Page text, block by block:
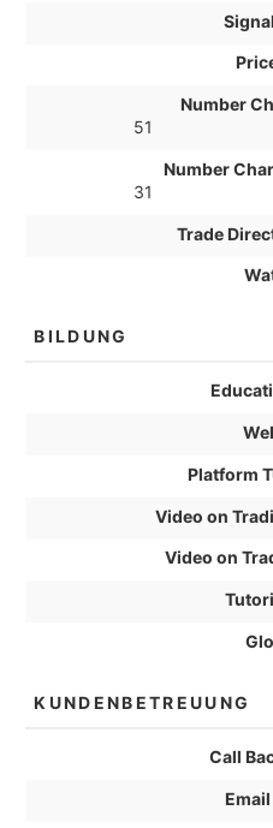
Number
51
Number
31
Trade
BILDUNG
Platform
Video on
Video on
KUNDENBETREUUNG
Call